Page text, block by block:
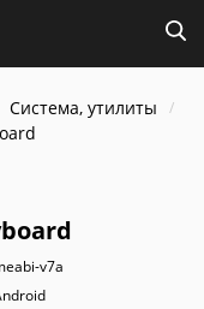
Система, утилиты
v7a